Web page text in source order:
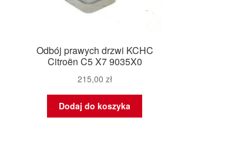
Odbój prawych drzwi KCHC
Citroën C5 X7 9035X0
215,00 zł
Dodaj do koszyka